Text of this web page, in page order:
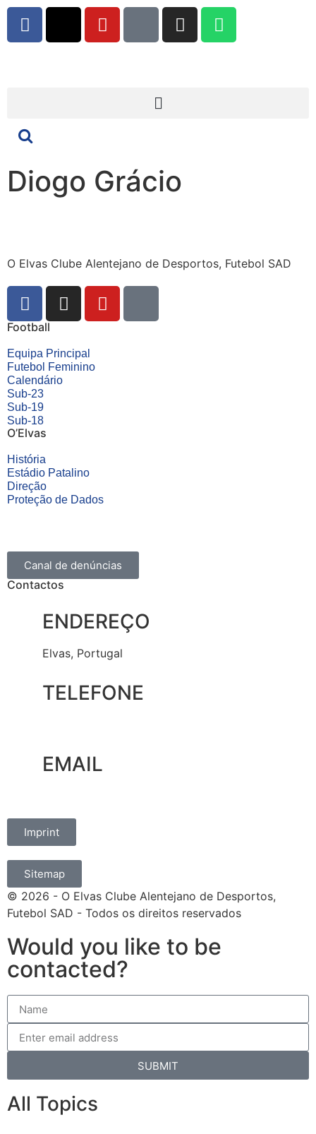
Diogo Grácio
O Elvas Clube Alentejano de Desportos, Futebol SAD
Football
Equipa Principal
Futebol Feminino
Calendário
Sub-23
Sub-19
Sub-18
O’Elvas
História
Estádio Patalino
Direção
Proteção de Dados
Canal de denúncias
Contactos
ENDEREÇO
Elvas, Portugal
TELEFONE
EMAIL
Imprint
Sitemap
© 2026 - O Elvas Clube Alentejano de Desportos,
Futebol SAD - Todos os direitos reservados
Would you like to be
contacted?
SUBMIT
All Topics